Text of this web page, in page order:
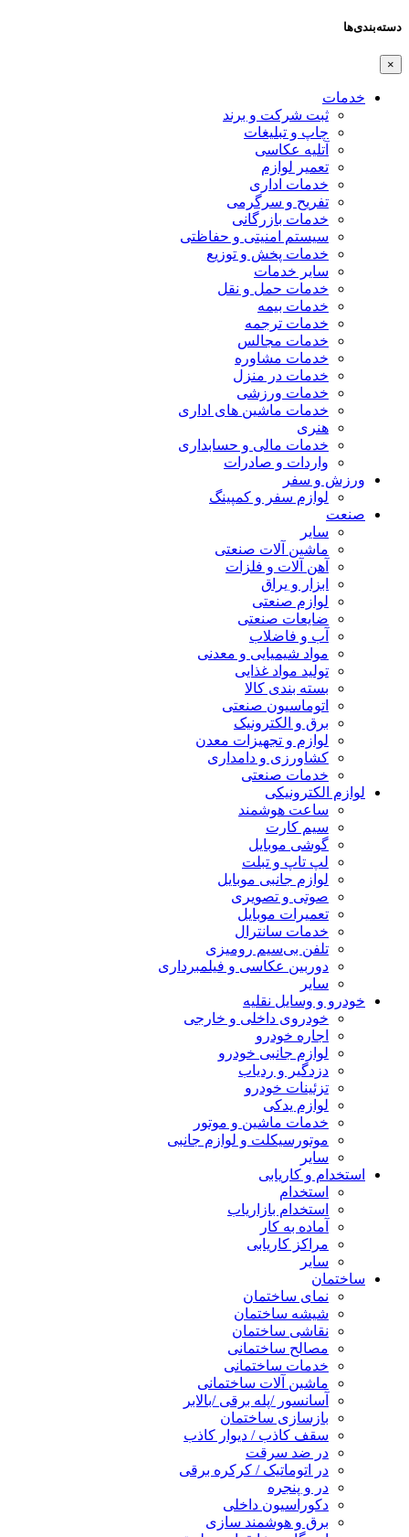
دسته‌بندی‌ها
×
خدمات
ثبت شرکت و برند
چاپ و تبلیغات
آتلیه عکاسی
تعمیر لوازم
خدمات اداری
تفریح و سرگرمی
خدمات بازرگانی
سیستم امنیتی و حفاظتی
خدمات پخش و توزیع
سایر خدمات
خدمات حمل و نقل
خدمات بیمه
خدمات ترجمه
خدمات مجالس
خدمات مشاوره
خدمات در منزل
خدمات ورزشی
خدمات ماشین های اداری
هنری
خدمات مالی و حسابداری
واردات و صادرات
ورزش و سفر
لوازم سفر و کمپینگ
صنعت
سایر
ماشین آلات صنعتی
آهن آلات و فلزات
ابزار و یراق
لوازم صنعتی
ضایعات صنعتی
آب و فاضلاب
مواد شیمیایی و معدنی
تولید مواد غذایی
بسته بندی کالا
اتوماسیون صنعتی
برق و الکترونیک
لوازم و تجهیزات معدن
کشاورزی و دامداری
خدمات صنعتی
لوازم الکترونیکی
ساعت هوشمند
سیم کارت
گوشی موبایل
لپ تاپ و تبلت
لوازم جانبی موبایل
صوتی و تصویری
تعمیرات موبایل
خدمات سانترال
تلفن بی‌سیم رومیزی
دوربین عکاسی و فیلمبرداری
سایر
خودرو و وسایل نقلیه
خودروی داخلی و خارجی
اجاره خودرو
لوازم جانبی خودرو
دزدگیر و ردیاب
تزئینات خودرو
لوازم یدکی
خدمات ماشین و موتور
موتورسیکلت و لوازم جانبی
سایر
استخدام و کاریابی
استخدام
استخدام بازاریاب
آماده به کار
مراکز کاریابی
سایر
ساختمان
نمای ساختمان
شیشه ساختمان
نقاشی ساختمان
مصالح ساختمانی
خدمات ساختمانی
ماشین آلات ساختمانی
آسانسور /پله برقی /بالابر
بازسازی ساختمان
سقف کاذب / دیوار کاذب
در ضد سرقت
در اتوماتیک / کرکره برقی
در و پنجره
دکوراسیون داخلی
برق و هوشمند سازی